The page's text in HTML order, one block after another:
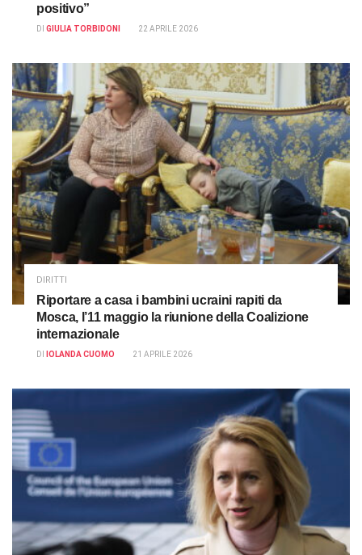
positivo”
DI GIULIA TORBIDONI 22 APRILE 2026
DIRITTI
Riportare a casa i bambini ucraini rapiti da
Mosca, l’11 maggio la riunione della Coalizione
internazionale
DI IOLANDA CUOMO 21 APRILE 2026